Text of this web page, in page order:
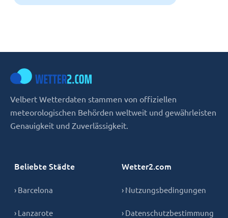
Velbert Wetterdaten stammen von offiziellen
meteorologischen Behörden weltweit und gewährleisten
Genauigkeit und Zuverlässigkeit.
Beliebte Städte
› Barcelona
› Lanzarote
Wetter2.com
› Nutzungsbedingungen
› Datenschutzbestimmung